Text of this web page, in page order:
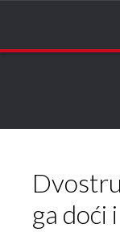
ga doći